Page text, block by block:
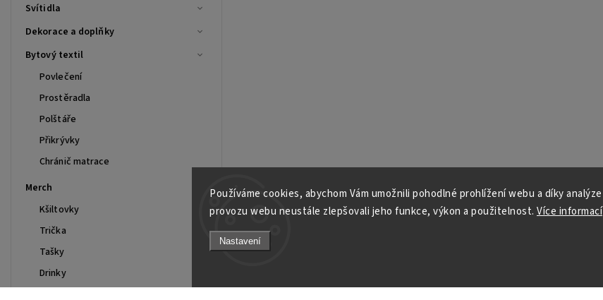
Používáme cookies, abychom Vám umožnili pohodlné prohlížení webu a díky analýze
provozu webu neustále zlepšovali jeho funkce, výkon a použitelnost. Více informací
Nastavení
Svítidla
Dekorace a doplňky
Bytový textil
Povlečení
Prostěradla
Polštáře
Přikrývky
Chránič matrace
Merch
Kšiltovky
Trička
Tašky
Drinky